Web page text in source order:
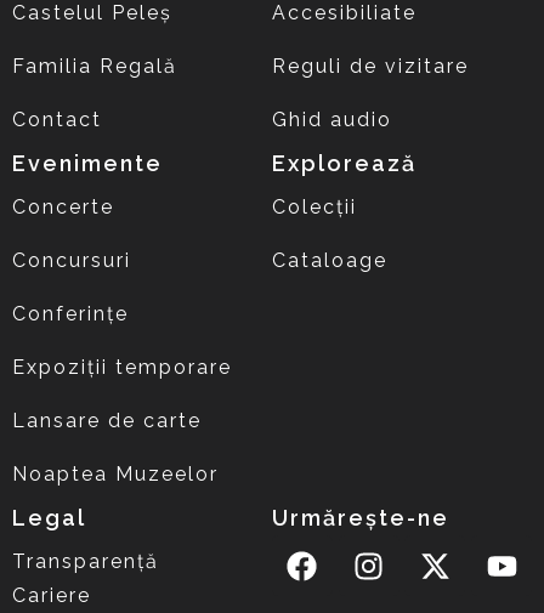
Castelul Peleș
Familia Regală
Contact
Accesibiliate
Reguli de vizitare
Ghid audio
Evenimente
Concerte
Concursuri
Conferințe
Expoziții temporare
Lansare de carte
Noaptea Muzeelor
Explorează
Colecții
Cataloage
Legal
Transparență
Cariere
Urmărește-ne